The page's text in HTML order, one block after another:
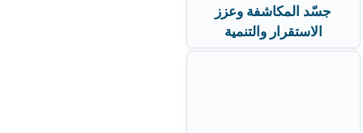
جسّد المكاشفة وعزز
الاستقرار والتنمية